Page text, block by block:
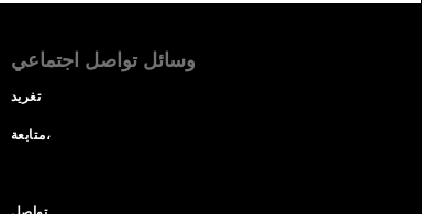
وسائل تواصل اجتماعي
تغريد
متابعة،